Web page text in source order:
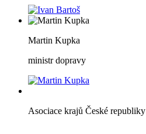
Martin Kupka
ministr dopravy
Asociace krajů České republiky